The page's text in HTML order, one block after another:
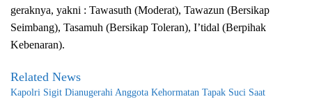
geraknya, yakni : Tawasuth (Moderat), Tawazun (Bersikap
Seimbang), Tasamuh (Bersikap Toleran), I’tidal (Berpihak
Kebenaran).
Related News
Kapolri Sigit Dianugerahi Anggota Kehormatan Tapak Suci Saat